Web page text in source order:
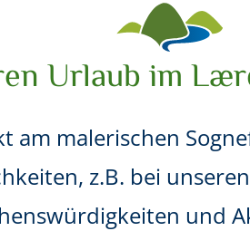
Urlaub im
am malerischen
z.B. bei
und